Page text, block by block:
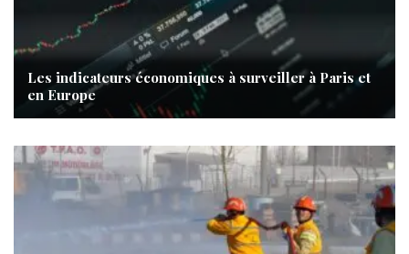
Les indicateurs économiques à surveiller à Paris et
en Europe